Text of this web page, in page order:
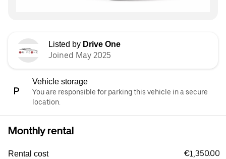
Listed by Drive One
Joined May 2025
Vehicle storage
You are responsible for parking this vehicle in a secure
location.
Monthly rental
Rental cost €1,350.00